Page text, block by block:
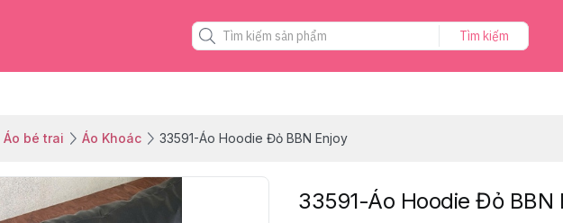
Tìm kiếm
Áo bé trai Áo Khoác 33591-Áo Hoodie Đỏ BBN Enjoy
33591-Áo Hoodie Đỏ BBN